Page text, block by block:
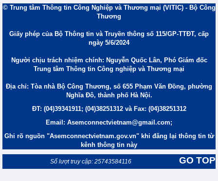
© Trung tâm Thông tin Công Nghiệp và Thương mại (VITIC) - Bộ Công
Thương
Giấy phép của Bộ Thông tin và Truyền thông số 115/GP-TTĐT, cấp
ngày 5/6/2024
Người chịu trách nhiệm chính: Nguyễn Quốc Lân, Phó Giám đốc
Trung tâm Thông tin Công nghiệp và Thương mại
Địa chỉ: Tòa nhà Bộ Công Thương, số 655 Phạm Văn Đồng, phường
Nghĩa Đô, thành phố Hà Nội.
ĐT: (04)39341911; (04)38251312 và Fax: (04)38251312
Email: Asemconnectvietnam@gmail.com;
Ghi rõ nguồn "Asemconnectvietnam.gov.vn" khi đăng lại thông tin từ
kênh thông tin này
GO TOP
Số lượt truy cập: 25743584116